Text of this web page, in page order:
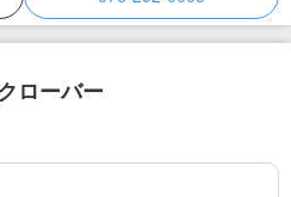
ローバー